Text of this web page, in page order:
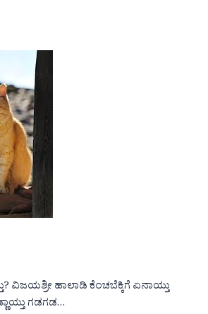
ವಿಜಯಶ್ರೀ ಹಾಲಾಡಿ ಕೆಂಚಬೆಕ್ಕಿಗೆ ಏನಾಯ್ತು
ಗಡಗಡ…